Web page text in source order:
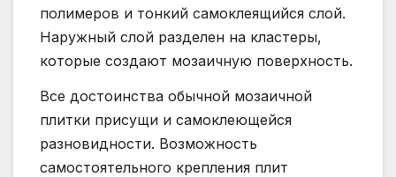
полимеров и тонкий самоклеящийся слой.
Наружный слой разделен на кластеры,
которые создают мозаичную поверхность.
Все достоинства обычной мозаичной
плитки присущи и самоклеющейся
разновидности. Возможность
самостоятельного крепления плит